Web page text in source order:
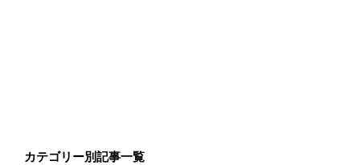
カテゴリー別記事一覧